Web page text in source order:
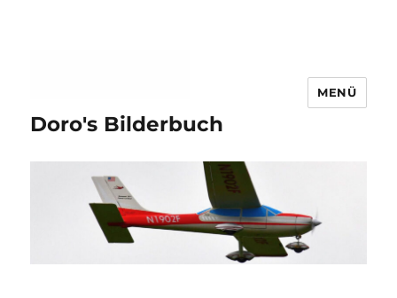
Doro's Bilderbuch
MENÜ